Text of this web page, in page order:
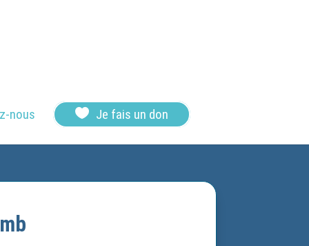
nous  Je fais un don